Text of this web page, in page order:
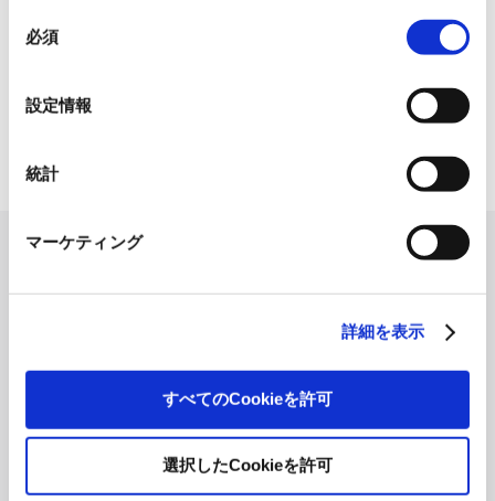
いるので、ご注意ください。これらのクッキーが受け入
れられない場合、本ウェブサイトの機能が制限される場
必須
設定情報
統計
マーケティング
詳細を表示
すべてのCookieを許可
選択したCookieを許可